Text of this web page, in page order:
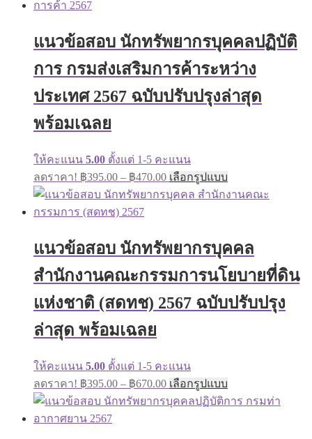
options
be
chosen
on
the
แนวข้อสอบ นักทรัพยากรบุคคลปฏิบัติ
การ กรมส่งเสริมการค้าระหว่าง
ประเทศ 2567 ฉบับปรับปรุงล่าสุด
พร้อมเฉลย
ให้คะแนน 5.00 ตั้งแต่ 1-5 คะแนน
ลดราคา! ฿395.00 – ฿470.00Price
range:
฿395.00
เลือกรูปแบบ
product
has
options
be
chosen
on
the
แนวข้อสอบ นักทรัพยากรบุคคล
สำนักงานคณะกรรมการนโยบายที่ดิน
แห่งชาติ (สดทช) 2567 ฉบับปรับปรุง
ล่าสุด พร้อมเฉลย
ให้คะแนน 5.00 ตั้งแต่ 1-5 คะแนน
ลดราคา! ฿395.00 – ฿670.00Price
range:
฿395.00
เลือกรูปแบบ
product
has